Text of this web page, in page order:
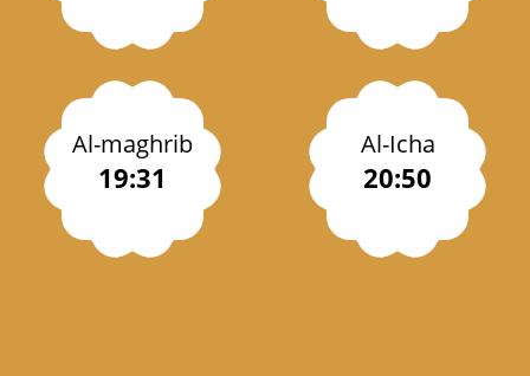
Al-maghrib
19:31
Al-Icha
20:50